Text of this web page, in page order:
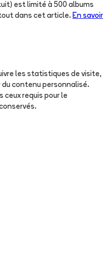
est limité à 500 albums
dans cet article. En savoir
les statistiques de visite,
contenu personnalisé.
ceux requis pour le